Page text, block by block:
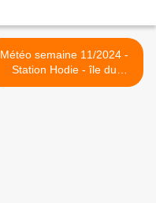
Météo semaine 11/2024 -
Station Hodie - île du
Levant >